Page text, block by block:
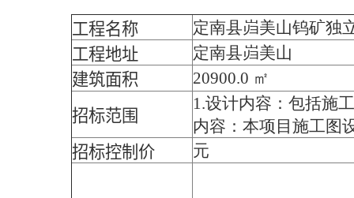
工程名称
定南县岿美山钨矿独
工程地址
定南县岿美山
建筑面积
20900.0 ㎡
招标范围
1.设计内容：包括施
内容：本项目施工图
招标控制价
元